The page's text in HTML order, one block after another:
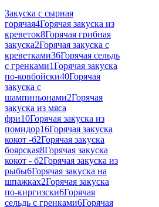
Закуска с сырная
горячая4Горячая закуска из
креветок8Горячая грибная
закуска2Горячая закуска с
креветками36Горячая сельдь
с гренками1Горячая закуска
по-ковбойски40Горячая
закуска с
шампиньонами2Горячая
закуска из мяса
фри10Горячая закуска из
помидор16Горячая закуска
кокот -б2Горячая закуска
боярская8Горячая закуска
кокот - б2Горячая закуска из
рыбы6Горячая закуска на
шпажках2Горячая закуска
по-киргизски6Горячая
сельдь с гренками6Горячая